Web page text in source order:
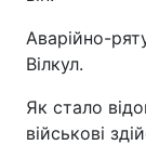
Аварійно-
Вілкул.
Як стало
військові